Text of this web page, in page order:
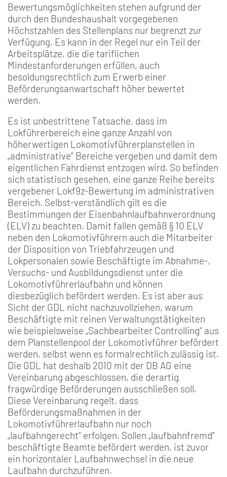
Bewertungsmöglichkeiten stehen aufgrund der
durch den Bundeshaushalt vorgegebenen
Höchstzahlen des Stellenplans nur begrenzt zur
Verfügung. Es kann in der Regel nur ein Teil der
Arbeitsplätze, die die tariflichen
Mindestanforderungen erfüllen, auch
besoldungsrechtlich zum Erwerb einer
Beförderungsanwartschaft höher bewertet
werden.
Es ist unbestrittene Tatsache, dass im
Lokführerbereich eine ganze Anzahl von
höherwertigen Lokomotivführerplanstellen in
„administrative“ Bereiche vergeben und damit dem
eigentlichen Fahrdienst entzogen wird. So befinden
sich statistisch gesehen, eine ganze Reihe bereits
vergebener Lokf9z-Bewertung im administrativen
Bereich. Selbst-verständlich gilt es die
Bestimmungen der Eisenbahnlaufbahnverordnung
(ELV) zu beachten. Damit fallen gemäß § 10 ELV
neben den Lokomotivführern auch die Mitarbeiter
der Disposition von Triebfahrzeugen und
Lokpersonalen sowie Beschäftigte im Abnahme-,
Versuchs- und Ausbildungsdienst unter die
Lokomotivführerlaufbahn und können
diesbezüglich befördert werden. Es ist aber aus
Sicht der GDL nicht nachzuvollziehen, warum
Beschäftigte mit reinen Verwaltungstätigkeiten
wie beispielsweise „Sachbearbeiter Controlling“ aus
dem Planstellenpool der Lokomotivführer befördert
werden, selbst wenn es formalrechtlich zulässig ist.
Die GDL hat deshalb 2010 mit der DB AG eine
Vereinbarung abgeschlossen, die derartig
fragwürdige Beförderungen ausschließen soll.
Diese Vereinbarung regelt, dass
Beförderungsmaßnahmen in der
Lokomotivführerlaufbahn nur noch
„laufbahngerecht“ erfolgen. Sollen „laufbahnfremd“
beschäftigte Beamte befördert werden, ist zuvor
ein horizontaler Laufbahnwechsel in die neue
Laufbahn durchzuführen.